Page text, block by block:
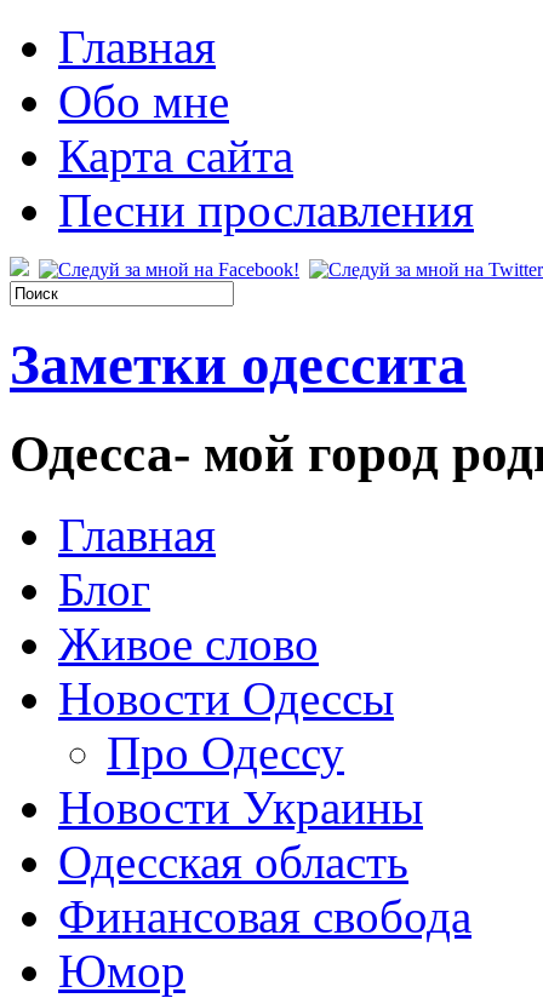
Главная
Обо мне
Карта сайта
Песни прославления
Заметки одессита
Одесса- мой город
Главная
Блог
Живое слово
Новости Одессы
Про Одессу
Новости Украины
Одесская область
Финансовая свобода
Юмор